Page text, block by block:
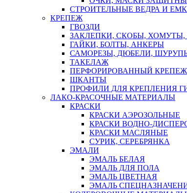
СТРОИТЕЛЬНЫЕ ВЕДРА И
КРЕПЕЖ
ГВОЗДИ
ЗАКЛЕПКИ, СКОБЫ, ХОМУТЫ,
ГАЙКИ, БОЛТЫ, АНКЕРЫ
САМОРЕЗЫ, ДЮБЕЛИ,
ТАКЕЛАЖ
ПЕРФОРИРОВАННЫЙ КРЕПЕЖ
ШКАНТЫ
ПРОФИЛИ ДЛЯ КРЕПЛЕНИЯ
ЛАКО-КРАСОЧНЫЕ МАТЕРИАЛЫ
КРАСКИ
КРАСКИ АЭРОЗОЛЬНЫЕ
КРАСКИ ВОДНО-
КРАСКИ МАСЛЯНЫЕ
СУРИК, СЕРЕБРЯНКА
ЭМАЛИ
ЭМАЛЬ БЕЛАЯ
ЭМАЛЬ ДЛЯ ПОЛА
ЭМАЛЬ ЦВЕТНАЯ
ЭМАЛЬ